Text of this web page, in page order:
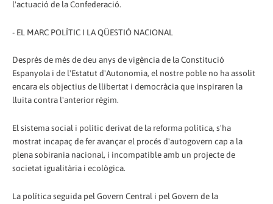
l'actuació de la Confederació.
- EL MARC POLÍTIC I LA QÜESTIÓ NACIONAL
Després de més de deu anys de vigència de la Constitució
Espanyola i de l'Estatut d'Autonomia, el nostre poble no ha assolit
encara els objectius de llibertat i democràcia que inspiraren la
lluita contra l'anterior règim.
El sistema social i polític derivat de la reforma política, s'ha
mostrat incapaç de fer avançar el procés d'autogovern cap a la
plena sobirania nacional, i incompatible amb un projecte de
societat igualitària i ecològica.
La política seguida pel Govern Central i pel Govern de la